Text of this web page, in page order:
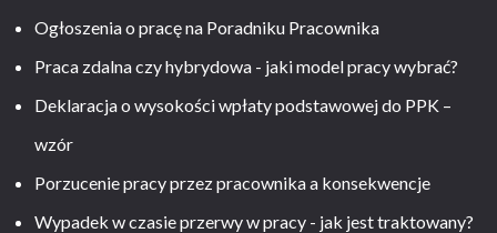
Ogłoszenia o pracę na Poradniku Pracownika
Praca zdalna czy hybrydowa - jaki model pracy wybrać?
Deklaracja o wysokości wpłaty podstawowej do PPK –
wzór
Porzucenie pracy przez pracownika a konsekwencje
Wypadek w czasie przerwy w pracy - jak jest traktowany?